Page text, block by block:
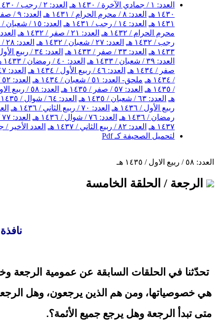
العدد: ١ / جمادي الآخرة / ١٤٣٠ هـ
العدد: ٢ / رجب / ١٤٣٠ هـ
١٤٣٠ هـ
العدد: ٨ / محرم الحرام / ١٤٣١ هـ العدد: ٩ / صفر / ١٤٣١ هـ
١٤٣١ هـ
العدد: ١٤ / رجب / ١٤٣١ هـ العدد: ١٥ / شعبان / ١٤٣١ هـ
محرم الحرام / ١٤٣٢ هـ
العدد: ٢١ / صفر / ١٤٣٢ هـ العدد: ٢٢ / ربيع الأول /
رجب / ١٤٣٢ هـ
العدد: ٢٧ / شعبان / ١٤٣٢ هـ العدد: ٢٨ / رمضان / ١٤٣٢ هـ
١٤٣٣ هـ
العدد: ٣٣ / صفر / ١٤٣٣ هـ العدد: ٣٤ / ربيع الأول / ١٤٣٣ هـ
العدد: ٣٩ / شعبان / ١٤٣٣ هـ
العدد: ٤٠ / رمضان / ١٤٣٣ هـ
صفر / ١٤٣٤ هـ
العدد: ٤٦ / ربيع الأول / ١٤٣٤ هـ العدد: ٤٧ / ربيع الثاني / ١٤٣٤ هـ
/ ١٤٣٤ هـ
ملحق- العدد: ٥١ / شعبان / ١٤٣٤ هـ العدد: ٥٢ / شهر رمضان / ١٤٣٤ هـ
/ ١٤٣٥ هـ
العدد: ٥٧ / صفر / ١٤٣٥ هـ العدد: ٥٨ / ربيع الاول / ١٤٣٥ هـ
هـ العدد: ٦٣ / شعبان / ١٤٣٥ هـ العدد: ٦٤ / شوال / ١٤٣٥ هـ
ربيع الأول / ١٤٣٦ هـ
العدد: ٧٠ / ربيع الثاني / ١٤٣٦ هـ العدد: ٧١ /
رمضان / ١٤٣٦ هـ
العدد: ٧٦ / شوال / ١٤٣٦ هـ العدد: ٧٧ / ذو القعدة / ١٤٣٦ هـ
١٤٣٧ هـ
العدد: ٨٢ / ربيع الثاني / ١٤٣٧ هـ
العدد الأخير /
لتحميل الصحيفة كـ Pdf
العدد: ٥٨ / ربيع الاول / ١٤٣٥ هـ
الرجعة / الحلقة الخامسة
تحدّثنا في الحلقات السابقة عن عمومية الرجعة
هي خصوصياتها، ومن هم الذين يرجعون، وهل
متى تبدأ الرجعة وهل يرجع جميع الأئمة؟.